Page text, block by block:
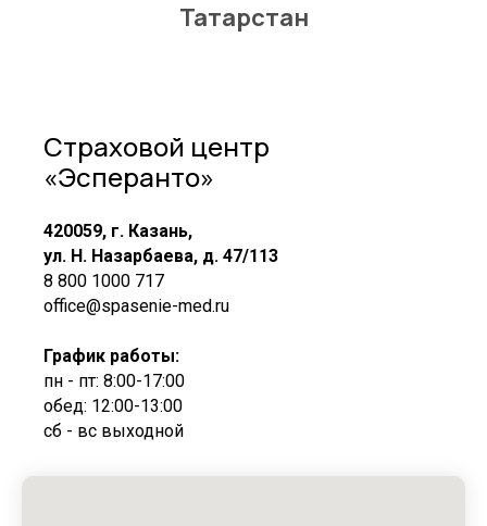
Татарстан
Страховой центр
«Эсперанто»
420059, г. Казань,
ул. Н. Назарбаева, д. 47/113
8 800 1000 717
office@spasenie-med.ru
График работы:
пн - пт: 8:00-17:00
обед: 12:00-13:00
сб - вс выходной